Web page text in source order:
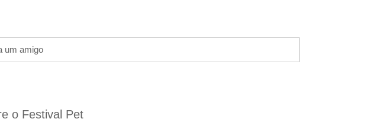
um amigo
o Festival Pet